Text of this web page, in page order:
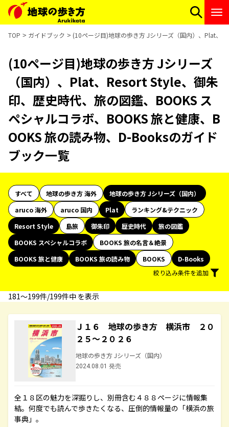
TOP ガイドブック (10ページ目)地球の歩き方 Jシリーズ（国内）、Plat、
(10ページ目)地球の歩き方 Jシリーズ
（国内）、Plat、Resort Style、御朱
印、歴史時代、旅の図鑑、BOOKS ス
ペシャルコラボ、BOOKS 旅と健康、B
OOKS 旅の読み物、D-Booksのガイド
ブック一覧
すべて 地球の歩き方 海外
地球の歩き方 Jシリーズ（国内）
aruco 海外
aruco 国内 Plat
ランキング&テクニック
Resort Style
島旅 御朱印 歴史時代
旅の図鑑
BOOKS スペシャルコラボ
BOOKS 旅の名言＆絶景
BOOKS 旅と健康
BOOKS 旅の読み物 BOOKS
D-Books
絞り込み条件を追加
181〜199件/199件中 を表示
Ｊ１６ 地球の歩き方 横浜市 ２０
２５～２０２６
地球の歩き方 Jシリーズ（国内）
2024.08.01 発売
全１８区の魅力を深掘りし、別冊含む４８８ページに情報集
結。何度でも読んで歩きたくなる、圧倒的情報量の「横浜の旅
事典」。